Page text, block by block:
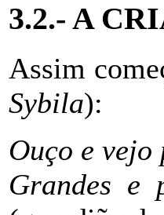
3.2.- A
Assim
Sybila):
Ouço e vejo
Grandes e